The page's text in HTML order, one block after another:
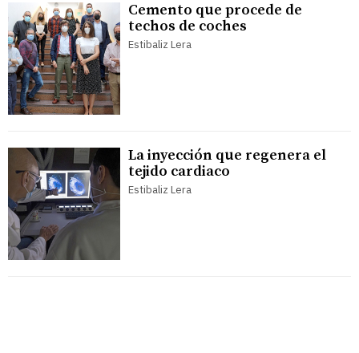
Cemento que procede de
techos de coches
Estibaliz Lera
La inyección que regenera el
tejido cardiaco
Estibaliz Lera